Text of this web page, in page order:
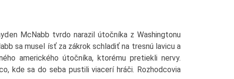
McNabb tvrdo narazil útočníka z Washingtonu
sa musel ísť za zákrok schladiť na tresnú lavicu a
amerického útočníka, ktorému pretiekli nervy.
kde sa do seba pustili viacerí hráči. Rozhodcovia